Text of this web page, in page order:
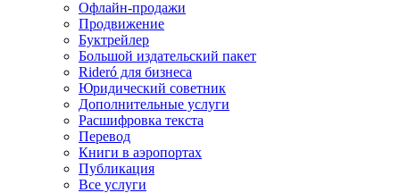
Офлайн-продажи
Продвижение
Буктрейлер
Большой издательский пакет
Rideró для бизнеса
Юридический советник
Дополнительные услуги
Расшифровка текста
Перевод
Книги в аэропортах
Публикация
Все услуги